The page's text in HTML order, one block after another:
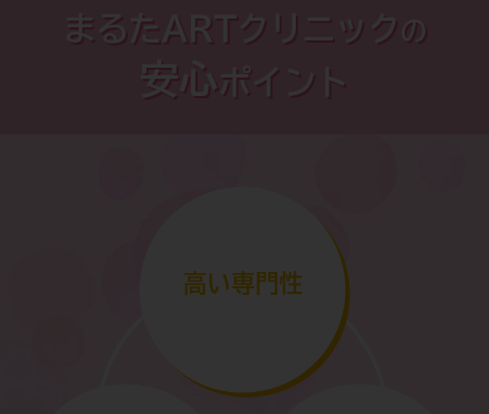
2026.07.27
CBC WEBメディア掲載のお知らせです。
詳しくはこちらをご覧ください＞
詳しくはこちらをご覧ください＞
まるたARTクリニック の
安心ポイント
高い専門性